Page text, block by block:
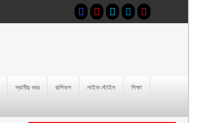
স্থানীয় খবর রাশিফল লাইফ-স্টাইল
শিক্ষা